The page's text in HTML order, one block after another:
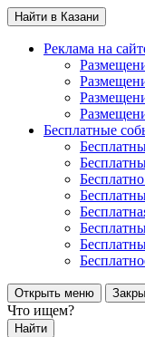
Найти в Казани
Реклама на
Бесплатные
Открыть меню
Что ищем?
Найти